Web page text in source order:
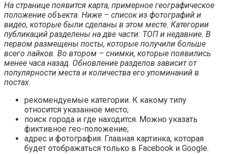
На странице появится карта, примерное географическое
положение объекта. Ниже – список из фотографий и
видео, которые были сделаны в этом месте. Категории
публикаций разделены на две части: ТОП и недавние. В
первом размещены посты, которые получили больше
всего лайков. Во втором – снимки, которые появились
менее часа назад. Обновление разделов зависит от
популярности места и количества его упоминаний в
постах.
рекомендуемые категории. К какому типу
относится указанное место;
поиск города и где находится. Можно указать
фиктивное гео-положение;
адрес и фотография. Главная картинка, которая
будет отображаться только в Facebook и Google.